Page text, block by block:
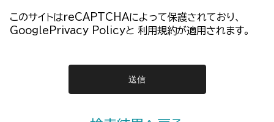
このサイトはreCAPTCHAによって保護されており、
GooglePrivacy Policyと 利用規約が適用されます。